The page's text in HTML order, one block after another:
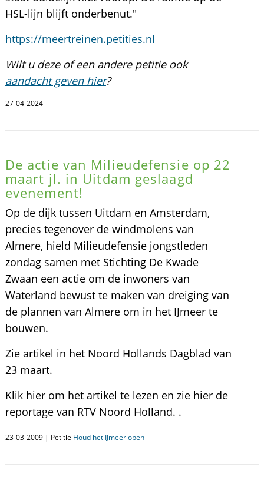
HSL-lijn blijft onderbenut."
https://meertreinen.petities.nl
Wilt u deze of een andere petitie ook
aandacht geven hier?
27-04-2024
De actie van Milieudefensie op 22
maart jl. in Uitdam geslaagd
evenement!
Op de dijk tussen Uitdam en Amsterdam,
precies tegenover de windmolens van
Almere, hield Milieudefensie jongstleden
zondag samen met Stichting De Kwade
Zwaan een actie om de inwoners van
Waterland bewust te maken van dreiging van
de plannen van Almere om in het IJmeer te
bouwen.
Zie artikel in het Noord Hollands Dagblad van
23 maart.
Klik hier om het artikel te lezen en zie hier de
reportage van RTV Noord Holland. .
23-03-2009 | Petitie Houd het IJmeer open